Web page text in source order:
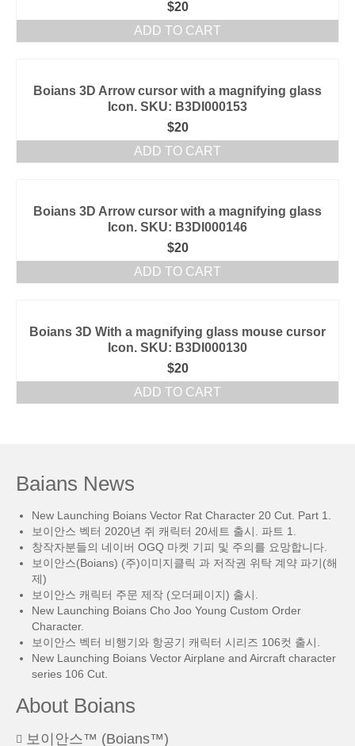
$20
ADD TO CART
Boians 3D Arrow cursor with a magnifying glass
Icon. SKU: B3DI000153
$20
ADD TO CART
Boians 3D Arrow cursor with a magnifying glass
Icon. SKU: B3DI000146
$20
ADD TO CART
Boians 3D With a magnifying glass mouse cursor
Icon. SKU: B3DI000130
$20
ADD TO CART
Baians News
New Launching Boians Vector Rat Character 20 Cut. Part 1.
보이안스 벡터 2020년 쥐 캐릭터 20세트 출시. 파트 1.
창작자분들의 네이버 OGQ 마켓 기피 및 주의를 요망합니다.
보이안스(Boians) (주)이미지클릭 과 저작권 위탁 계약 파기(해
제)
보이안스 캐릭터 주문 제작 (오더페이지) 출시.
New Launching Boians Cho Joo Young Custom Order
Character.
보이안스 벡터 비행기와 항공기 캐릭터 시리즈 106컷 출시.
New Launching Boians Vector Airplane and Aircraft character
series 106 Cut.
About Boians
보이안스™ (Boians™)